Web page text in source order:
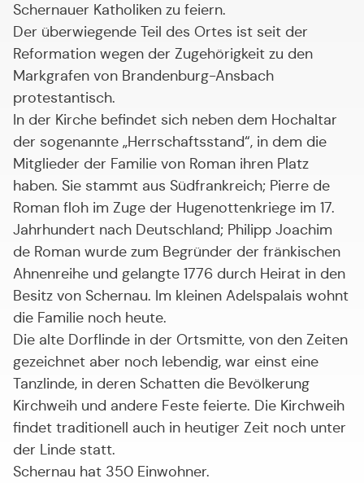
Schernauer Katholiken zu feiern.
Der überwiegende Teil des Ortes ist seit der
Reformation wegen der Zugehörigkeit zu den
Markgrafen von Brandenburg-Ansbach
protestantisch.
In der Kirche befindet sich neben dem Hochaltar
der sogenannte „Herrschaftsstand“, in dem die
Mitglieder der Familie von Roman ihren Platz
haben. Sie stammt aus Südfrankreich; Pierre de
Roman floh im Zuge der Hugenottenkriege im 17.
Jahrhundert nach Deutschland; Philipp Joachim
de Roman wurde zum Begründer der fränkischen
Ahnenreihe und gelangte 1776 durch Heirat in den
Besitz von Schernau. Im kleinen Adelspalais wohnt
die Familie noch heute.
Die alte Dorflinde in der Ortsmitte, von den Zeiten
gezeichnet aber noch lebendig, war einst eine
Tanzlinde, in deren Schatten die Bevölkerung
Kirchweih und andere Feste feierte. Die Kirchweih
findet traditionell auch in heutiger Zeit noch unter
der Linde statt.
Schernau hat 350 Einwohner.